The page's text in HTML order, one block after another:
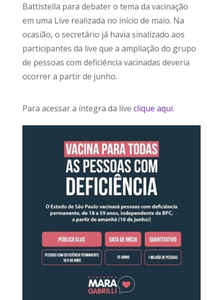
Battistella para debater o tema da vacinação
em uma Live realizada no início de maio. Na
ocasião, o secretário já havia sinalizado aos
participantes da live que a ampliação do grupo
de pessoas com deficiência vacinadas deveria
ocorrer a partir de junho.
Para acessar a íntegra da live clique aqui.